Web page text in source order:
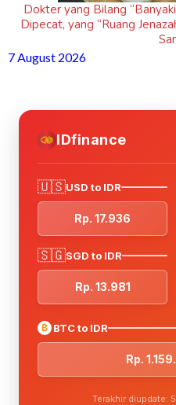
Dokter yang Bilang
Dipecat, yang “Ruang
7 August 2026
IDfinance
🇺🇸USD to IDR
Rp. 17.936
🇸🇬SGD to IDR
Rp. 13.981
₿ BTC to IDR
Rp.
Terakhir diupdate: